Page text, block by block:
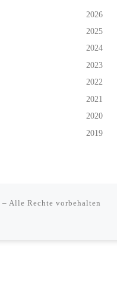
2026
2025
2024
2023
2022
2021
2020
2019
– Alle Rechte vorbehalten